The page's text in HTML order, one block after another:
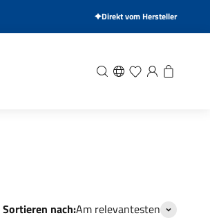
Direkt vom Hersteller
Suche Wunschliste
Anmelden
Sortieren nach:Am relevantesten